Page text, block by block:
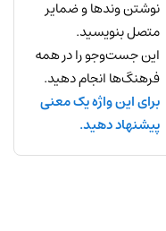
نوشتن وندها و ضمایر
متصل بنویسید.
این جست‌وجو را در همه
فرهنگ‌ها انجام دهید.
برای این واژه یک معنی
پیشنهاد دهید.